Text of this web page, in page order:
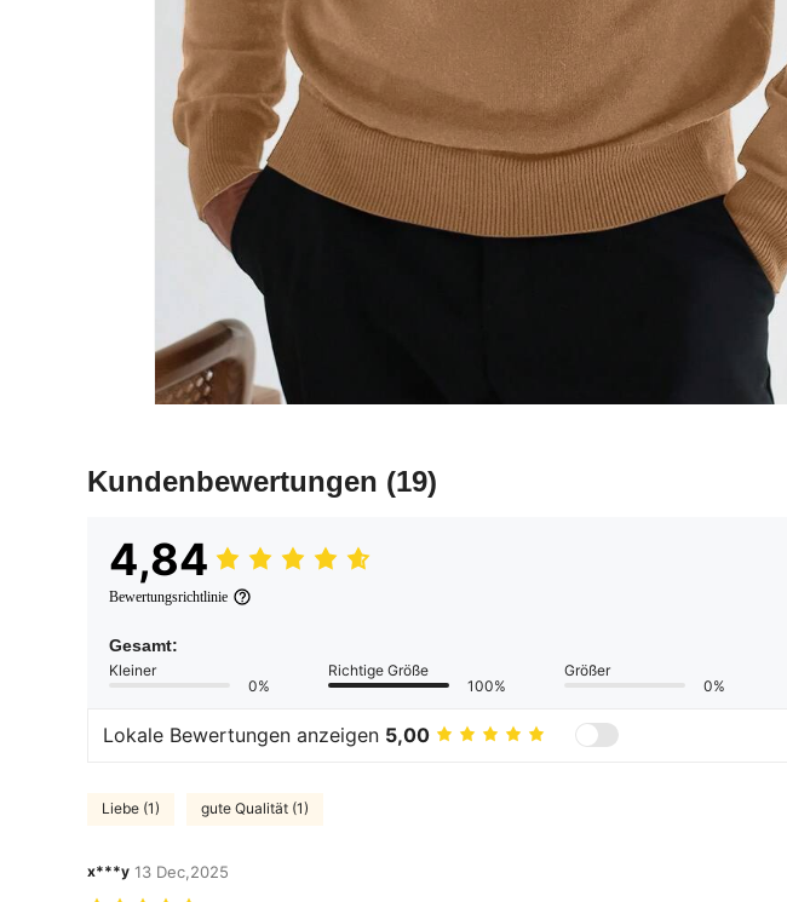
Kundenbewertungen (19)
4,84
Bewertungsrichtlinie
Gesamt:
Kleiner
0%
Richtige Größe
100%
Größer
0%
Lokale Bewertungen anzeigen 5,00
Liebe (1) gute Qualität (1)
x***y 13 Dec,2025